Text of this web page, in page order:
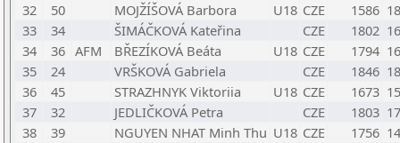
32
50 MOJŽÍŠOVÁ Barbora U18 CZE 1586
33
34 ŠIMÁČKOVÁ Kateřina CZE 1802
34
36 AFM BŘEZÍKOVÁ Beáta U18 CZE 1794
35
24 VRŠKOVÁ Gabriela CZE 1846
36
45 STRAZHNYK Viktoriia U18 CZE 1673
37
32 JEDLIČKOVÁ Petra CZE 1803
38
39 NGUYEN NHAT Minh Thu U18 CZE 1756